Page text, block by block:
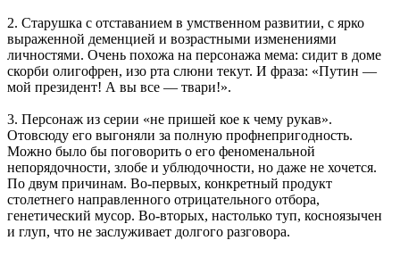
2. Старушка с отставанием в умственном развитии, с ярко
выраженной деменцией и возрастными изменениями
личностями. Очень похожа на персонажа мема: сидит в доме
скорби олигофрен, изо рта слюни текут. И фраза: «Путин —
мой президент! А вы все — твари!».
3. Персонаж из серии «не пришей кое к чему рукав».
Отовсюду его выгоняли за полную профнепригодность.
Можно было бы поговорить о его феноменальной
непорядочности, злобе и ублюдочности, но даже не хочется.
По двум причинам. Во-первых, конкретный продукт
столетнего направленного отрицательного отбора,
генетический мусор. Во-вторых, настолько туп, косноязычен
и глуп, что не заслуживает долгого разговора.